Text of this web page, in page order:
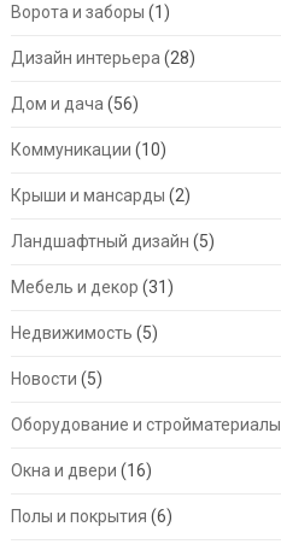
Ворота и заборы (1)
Дизайн интерьера (28)
Дом и дача (56)
Коммуникации (10)
Крыши и мансарды (2)
Ландшафтный дизайн (5)
Мебель и декор (31)
Недвижимость (5)
Новости (5)
Оборудование и стройматериалы
Окна и двери (16)
Полы и покрытия (6)